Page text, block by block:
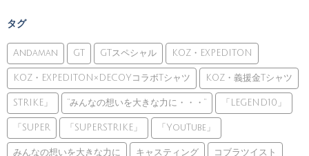
タグ
Andaman GT GTスペシャル KOZ・EXPEDITON
KOZ・EXPEDITON×DECOYコラボTシャツ KOZ・義援金Tシャツ
STRIKE」 ”みんなの想いを大きな力に・・・” 「LEGEND10」
「SUPER 「SUPERSTRIKE」 「YouTube」
みんなの想いを大きな力に キャスティング コブラツイスト